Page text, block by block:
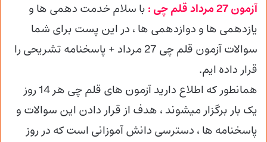
آزمون 27 مرداد قلم چی :
با سلام خدمت دهمی ها و
یازدهمی ها و دوازدهمی ها ، در این پست برای شما
سوالات آزمون قلم چی 27 مرداد + پاسخنامه تشریحی را
قرار داده ایم.
همانطور که اطلاع دارید آزمون های قلم چی هر 14 روز
یک بار برگزار میشوند ، هدف از قرار دادن این سوالات و
پاسخنامه ها ، دسترسی دانش آموزانی است که در روز